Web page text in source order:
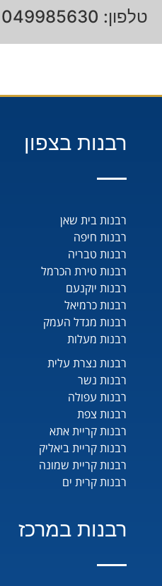
טלפון: 049985630
רבנות בצפון
רבנות בית שאן
רבנות חיפה
רבנות טבריה
רבנות טירת הכרמל
רבנות יוקנעם
רבנות כרמיאל
רבנות מגדל העמק
רבנות מעלות
רבנות נצרת עלית
רבנות נשר
רבנות עפולה
רבנות צפת
רבנות קריית אתא
רבנות קריית ביאליק
רבנות קריית שמונה
רבנות קרית ים
רבנות במרכז